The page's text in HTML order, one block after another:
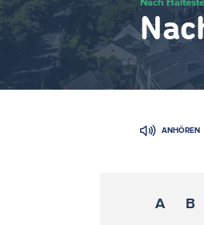
ANHÖREN
A B